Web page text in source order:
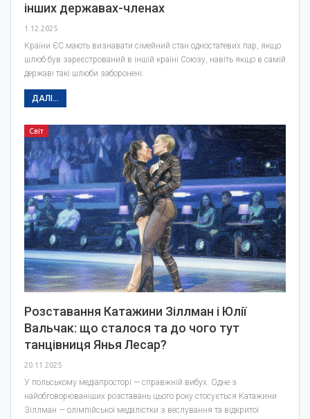
інших державах-членах
1.12.2025
Країни ЄС мають визнавати сімейний стан одностатевих пар, якщо
шлюб був зареєстрований в іншій країні Союзу, навіть якщо в самій
державі такі шлюби заборонені.
ДАЛІ...
Світ
Розставання Катажини Зіллман і Юлії
Вальчак: що сталося та до чого тут
танцівниця Янья Лесар?
20.11.2025
У польському медіапросторі — справжній вибух. Одне з
найобговорюваніших розставань цього року стосується Катажини
Зіллман — олімпійської медалістки з веслування та відкритої